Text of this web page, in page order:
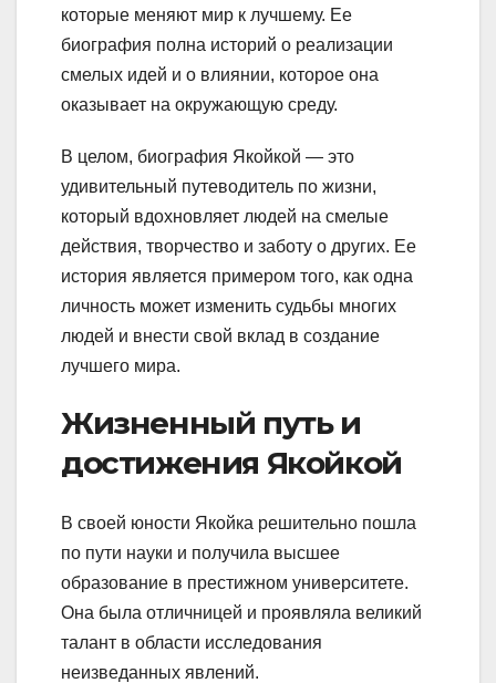
которые меняют мир к лучшему. Ее
биография полна историй о реализации
смелых идей и о влиянии, которое она
оказывает на окружающую среду.
В целом, биография Якойкой — это
удивительный путеводитель по жизни,
который вдохновляет людей на смелые
действия, творчество и заботу о других. Ее
история является примером того, как одна
личность может изменить судьбы многих
людей и внести свой вклад в создание
лучшего мира.
Жизненный путь и
достижения Якойкой
В своей юности Якойка решительно пошла
по пути науки и получила высшее
образование в престижном университете.
Она была отличницей и проявляла великий
талант в области исследования
неизведанных явлений.